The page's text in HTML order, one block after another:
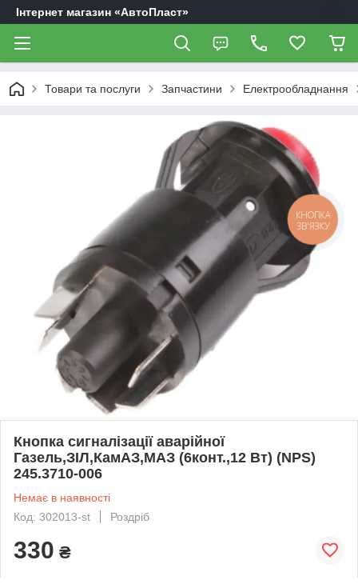
Інтернет магазин «АвтоПласт»
Товари та послуги Запчастини Електрообладнання
Кнопка сигналiзацiї аварiйної
Газель,ЗIЛ,КамАЗ,МАЗ (6конт.,12 Вт) (NPS)
245.3710-006
Немає в наявності
Код: 302013-st
Роздріб
330 ₴
КНОПКА
ЗВ'ЯЗКУ